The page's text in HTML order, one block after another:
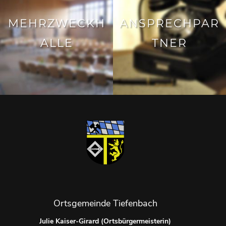
MEHRZWECKH
ALLE
ANSPRECHPAR
TNER
Ortsgemeinde Tiefenbach
Julie Kaiser-Girard (Ortsbürgermeisterin)